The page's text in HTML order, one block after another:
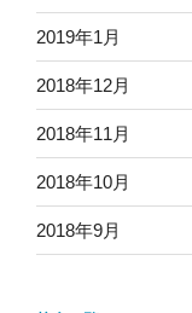
2019年1月
2018年12月
2018年11月
2018年10月
2018年9月